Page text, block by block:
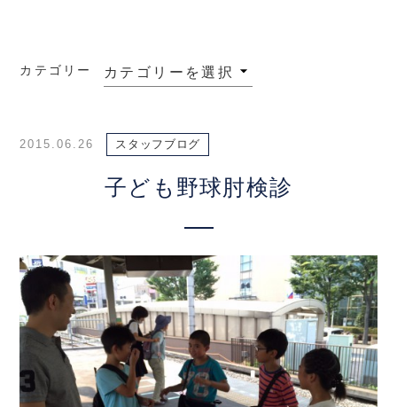
カテゴリー
2015.06.26 スタッフブログ
子ども野球肘検診